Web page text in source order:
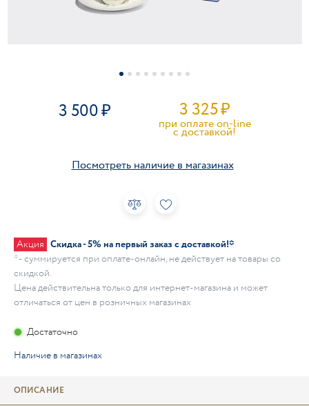
3 500 3 325₽
при оплате on-line
c доставкой!
Посмотреть наличие в магазинах
Акция Скидка - 5% на первый заказ с доставкой!*
* - суммируется при оплате-онлайн, не действует на товары со
скидкой.
Цена действительна только для интернет-магазина и может
отличаться от цен в розничных магазинах
Достаточно
Наличие в магазинах
ОПИСАНИЕ